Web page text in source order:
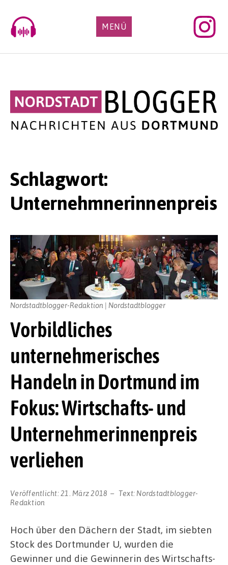
content
MENÜ
Schlagwort:
Unternehmnerinnenpreis
Vorbildliches
unternehmerisches
Handeln in Dortmund im
Fokus: Wirtschafts- und
Unternehmerinnenpreis
verliehen
Veröffentlicht:21. März 2018 Text: Nordstadtblogger-
Redaktion
Nordstadtblogger-Redaktion | Nordstadtblogger
Hoch über den Dächern der Stadt, im siebten
Stock des Dortmunder U, wurden die
Gewinner und die Gewinnerin des Wirtschafts-